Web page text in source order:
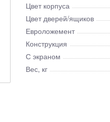
Цвет корпуса
Цвет дверей/ящиков
Евроложемент
Конструкция
С экраном
Вес, кг